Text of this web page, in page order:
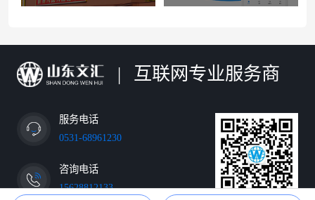
| 互联网专业服务商
服务电话
0531-68961230
咨询电话
15628812133